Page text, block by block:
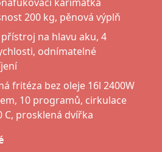
200 kg, pěnová výplň
na hlavu aku, 4
odnímatelné
fritéza bez oleje 16l 2400W
10 programů, cirkulace
C, prosklená dvířka